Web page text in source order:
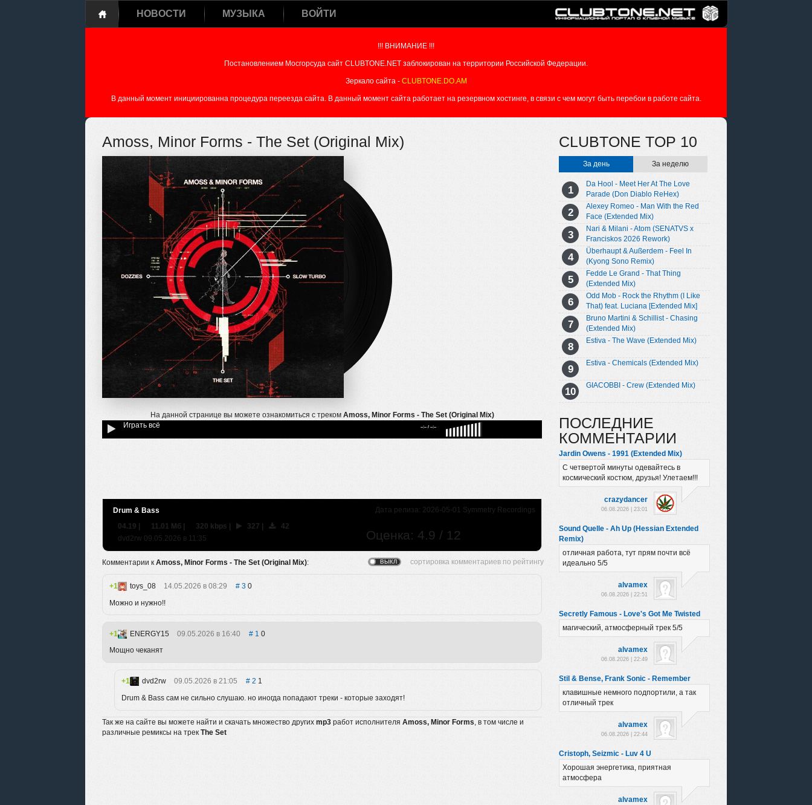
НОВОСТИ МУЗЫКА ВОЙТИ
!!! ВНИМАНИЕ !!!
Постановлением Мосгорсуда сайт CLUBTONE.NET заблокирован на территории Российской Федерации.
Зеркало сайта - CLUBTONE.DO.AM
В данный момент инициированна процедура переезда сайта. В данный момент сайта работает на резервном хостинге, в связи с чем могут быть перебои в работе сайта.
Amoss, Minor Forms - The Set (Original Mix)
На данной странице вы можете ознакомиться с треком Amoss, Minor Forms - The Set (Original Mix)
Играть всё
--:-- / --:--
Дата релиза: 2026-05-01 Symmetry Recordings
Drum & Bass
Оценка: 4.9 / 12
04.19 | 11.01 Мб | 320 kbps | 327 |
42
dvd2rw 09.05.2026 в 11:35
Комментарии к Amoss, Minor Forms - The Set (Original Mix):
1 toys_08 14.05.2026 в 08:29 3 0
Можно и нужно!!
1 ENERGY15 09.05.2026 в 16:40 1 0
Мощно чеканят
1 dvd2rw 09.05.2026 в 21:05 2 1
Drum & Bass сам не сильно слушаю. но иногда попадают треки - которые заходят!
Так же на сайте вы можете найти и скачать множество других mp3 работ исполнителя Amoss, Minor Forms, в том числе и
различные ремиксы на трек The Set
CLUBTONE TOP 10
За день За неделю
Da Hool - Meet Her At The Love
Parade (Don Diablo ReHex)
Alexey Romeo - Man With the Red
Face (Extended Mix)
Nari & Milani - Atom (SENATVS x
Franciskos 2026 Rework)
Überhaupt & Außerdem - Feel In
(Kyong Sono Remix)
Fedde Le Grand - That Thing
(Extended Mix)
Odd Mob - Rock the Rhythm (I Like
That) feat. Luciana [Extended Mix]
Bruno Martini & Schillist - Chasing
(Extended Mix)
Estiva - The Wave (Extended Mix)
Estiva - Chemicals (Extended Mix)
GIACOBBI - Crew (Extended Mix)
ПОСЛЕДНИЕ
КОММЕНТАРИИ
Jardin Owens - 1991 (Extended Mix)
С четвертой минуты одевайтесь в
космический костюм, друзья! Улетаем!!!
crazydancer
06.08.2026 | 23:01
Sound Quelle - Ah Up (Hessian Extended
Remix)
отличная работа, тут прям почти всё
идеально 5/5
alvamex
06.08.2026 | 22:51
Secretly Famous - Love's Got Me Twisted
магический, атмосферный трек 5/5
alvamex
06.08.2026 | 22:49
Stil & Bense, Frank Sonic - Remember
клавишные немного подпортили, а так
отличный трек
alvamex
06.08.2026 | 22:44
Cristoph, Seizmic - Luv 4 U
Хорошая энергетика, приятная
атмосфера
alvamex